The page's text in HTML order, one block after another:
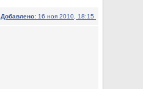
Добавлено: 16 ноя 2010, 18:15